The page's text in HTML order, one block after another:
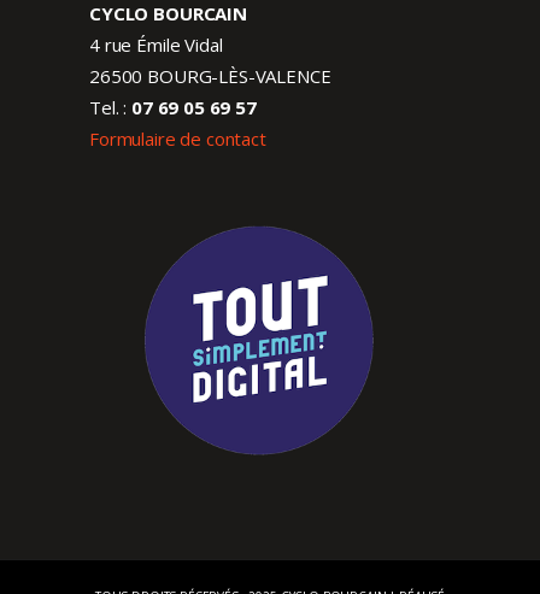
CYCLO BOURCAIN
4 rue Émile Vidal
26500 BOURG-LÈS-VALENCE
Tel. : 07 69 05 69 57
Formulaire de contact